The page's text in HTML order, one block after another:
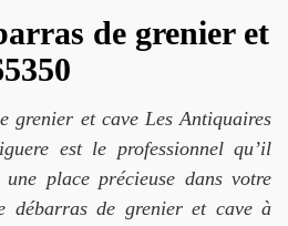
de grenier et
grenier et cave Les Antiquaires
est le professionnel qu’il
place précieuse dans votre
débarras de grenier et cave à